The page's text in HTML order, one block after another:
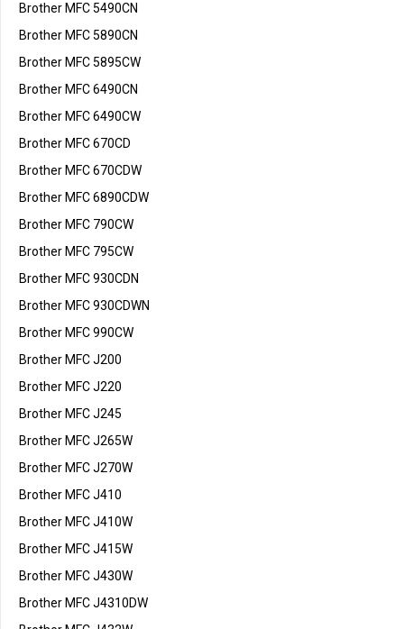
Brother MFC 5490CN
Brother MFC 5890CN
Brother MFC 5895CW
Brother MFC 6490CN
Brother MFC 6490CW
Brother MFC 670CD
Brother MFC 670CDW
Brother MFC 6890CDW
Brother MFC 790CW
Brother MFC 795CW
Brother MFC 930CDN
Brother MFC 930CDWN
Brother MFC 990CW
Brother MFC J200
Brother MFC J220
Brother MFC J245
Brother MFC J265W
Brother MFC J270W
Brother MFC J410
Brother MFC J410W
Brother MFC J415W
Brother MFC J430W
Brother MFC J4310DW